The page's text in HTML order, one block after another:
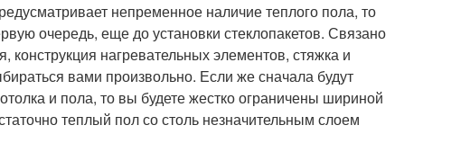
непременное наличие теплого пола, то
очередь, еще до установки стеклопакетов. Связано
конструкция нагревательных элементов, стяжка и
вами произвольно. Если же сначала будут
и пола, то вы будете жестко ограничены шириной
теплый пол со столь незначительным слоем